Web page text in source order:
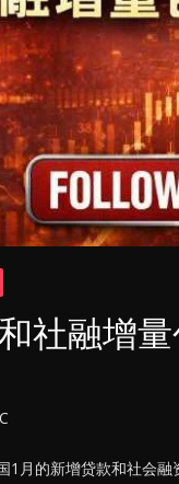
社融增
1月的新增贷款和社会